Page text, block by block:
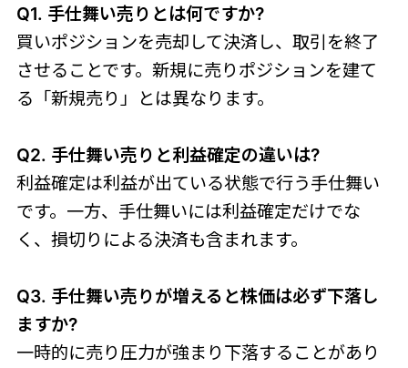
Q1. 手仕舞い売りとは何ですか?
買いポジションを売却して決済し、取引を終了
させることです。新規に売りポジションを建て
る「新規売り」とは異なります。
Q2. 手仕舞い売りと利益確定の違いは?
利益確定は利益が出ている状態で行う手仕舞い
です。一方、手仕舞いには利益確定だけでな
く、損切りによる決済も含まれます。
Q3. 手仕舞い売りが増えると株価は必ず下落し
ますか?
一時的に売り圧力が強まり下落することがあり